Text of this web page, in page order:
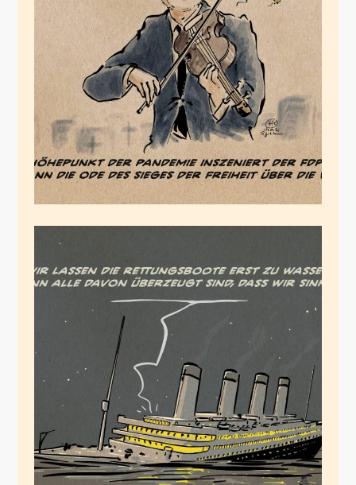
Ode an die Freiheit
April 1, 2022
RMS Deutschland
rammt Coronaberg!
November 16, 2021